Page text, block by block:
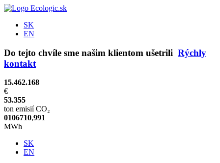
SK
EN
Do tejto chvíle sme našim klientom ušetrili Rýchly
kontakt
15.462.168
€
53.355
ton emisií CO₂
0106710,991
MWh
SK
EN